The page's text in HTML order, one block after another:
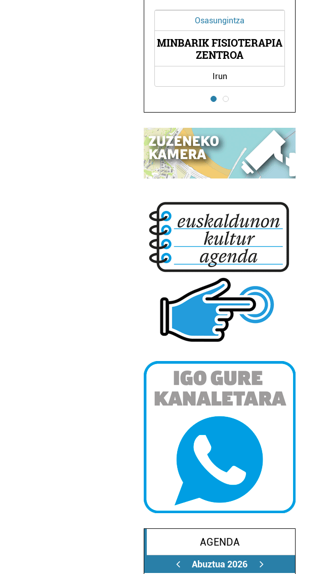
MINBARIK FISIOTERAPIA
Higiezin agentziak
ELDUAYEN
AGENDA
Abuztua 2026